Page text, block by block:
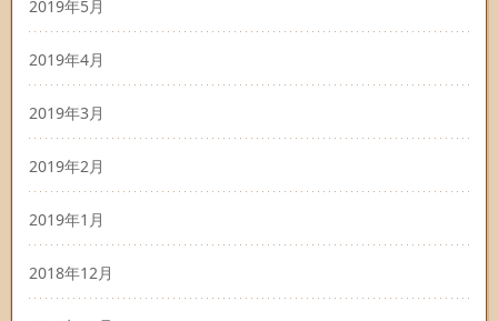
2019年5月
2019年4月
2019年3月
2019年2月
2019年1月
2018年12月